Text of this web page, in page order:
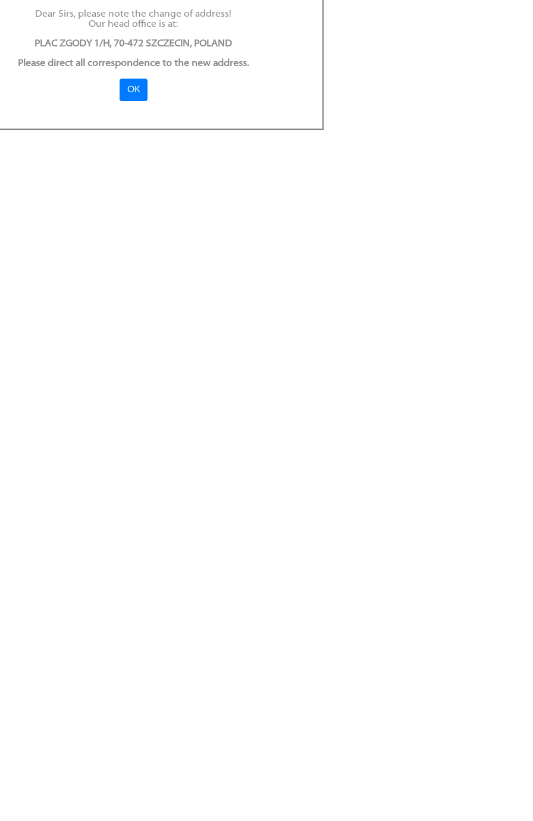
Dear Sirs, please note the change of address!
Our head office is at:
PLAC ZGODY 1/H, 70-472 SZCZECIN, POLAND
Please direct all correspondence to the new address.
OK